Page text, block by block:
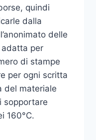
quindi
dalla
delle
adatta per
di stampe
per ogni scritta
del materiale
sopportare
160°C.